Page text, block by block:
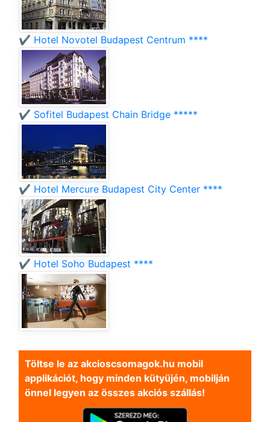
✔️ Hotel Novotel Budapest Centrum ****
✔️ Sofitel Budapest Chain Bridge *****
✔️ Hotel Mercure Budapest City Center ****
✔️ Hotel Soho Budapest ****
Töltse le az akcioscsomagok.hu mobil
applikációt, hogy minden kütyüjén, mobilján
önnel legyen az összes akciós szállás!